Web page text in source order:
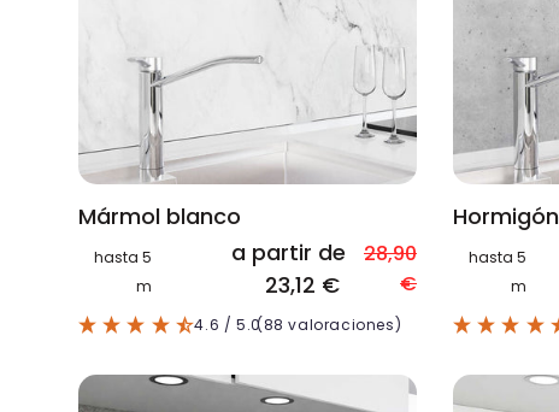
Mármol blanco
hasta 5
m
a partir de
23,12 €
28,90
€
4.6 / 5.0(88 valoraciones)
Hormigón
hasta 5
m